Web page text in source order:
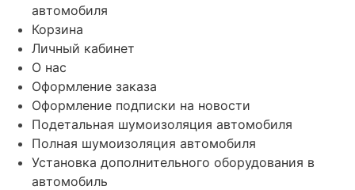
автомобиля
Корзина
Личный кабинет
О нас
Оформление заказа
Оформление подписки на новости
Подетальная шумоизоляция автомобиля
Полная шумоизоляция автомобиля
Установка дополнительного оборудования в
автомобиль